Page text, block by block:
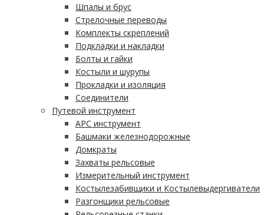
Шпалы и брус
Стрелочные переводы
Комплекты скреплений
Подкладки и накладки
Болты и гайки
Костыли и шурупы
Прокладки и изоляция
Соединители
Путевой инструмент
АРС инструмент
Башмаки железнодорожные
Домкраты
Захваты рельсовые
Измерительный инструмент
Костылезабивщики и Костылевыдергиватели
Разгонщики рельсовые